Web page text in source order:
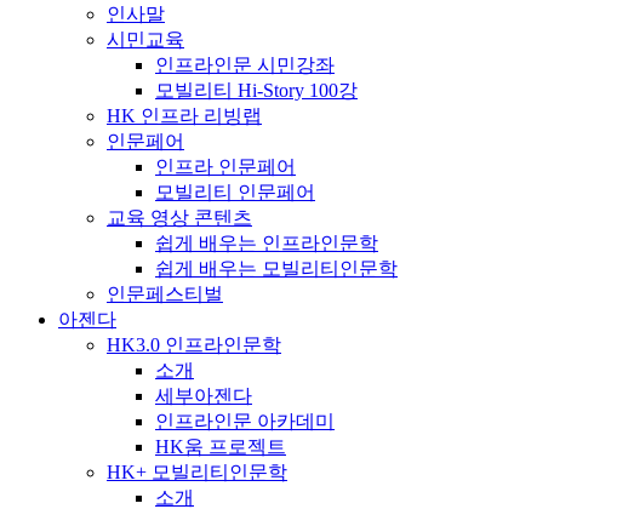
인사말
시민교육
인프라인문 시민강좌
모빌리티 Hi-Story 100강
HK 인프라 리빙랩
인문페어
인프라 인문페어
모빌리티 인문페어
교육 영상 콘텐츠
쉽게 배우는 인프라인문학
쉽게 배우는 모빌리티인문학
인문페스티벌
아젠다
HK3.0 인프라인문학
소개
세부아젠다
인프라인문 아카데미
HK움 프로젝트
HK+ 모빌리티인문학
소개